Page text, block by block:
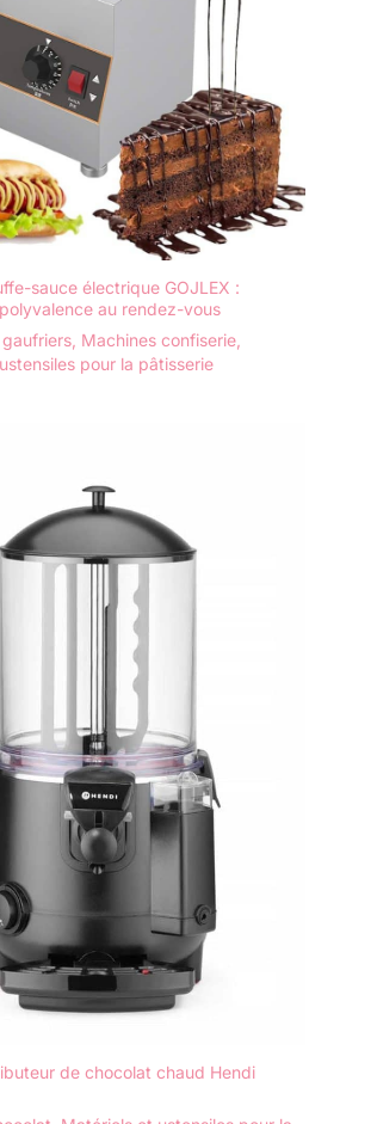
sauce électrique GOJLEX :
au rendez-vous
Machines confiserie
pour la pâtisserie
de chocolat chaud Hendi